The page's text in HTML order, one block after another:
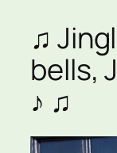
♫
bells,
♪ ♫